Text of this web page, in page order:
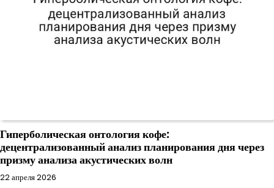
Гиперболическая онтология кофе:
децентрализованный анализ планирования дня через
призму анализа акустических волн
22 апреля 2026